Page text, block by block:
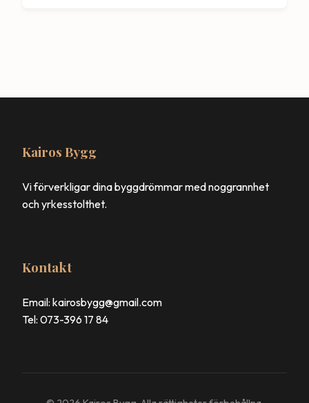
Kairos Bygg
Vi förverkligar dina byggdrömmar med noggrannhet
och yrkesstolthet.
Kontakt
Email: kairosbygg@gmail.com
Tel: 073-396 17 84